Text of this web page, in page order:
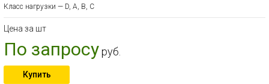
Класс нагрузки — D, A, B, C
Цена за шт
По запросуруб.
Купить